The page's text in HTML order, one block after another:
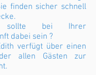
finden sicher schnell
bei Ihrer
dabei sein ?
verfügt über einen
allen Gästen zur